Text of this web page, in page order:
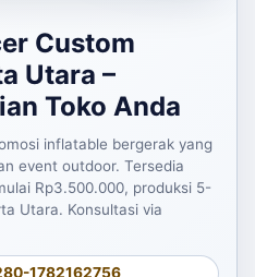
Custom
Utara –
Toko Anda
inflatable bergerak yang
event outdoor. Tersedia
Rp3.500.000, produksi 5-
Utara. Konsultasi via
1782162756